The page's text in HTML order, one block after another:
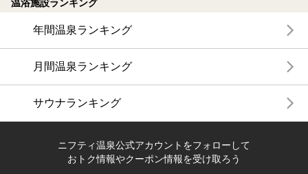
温浴施設ランキング
年間温泉ランキング
月間温泉ランキング
サウナランキング
ニフティ温泉公式アカウントをフォローして
おトク情報やクーポン情報を受け取ろう